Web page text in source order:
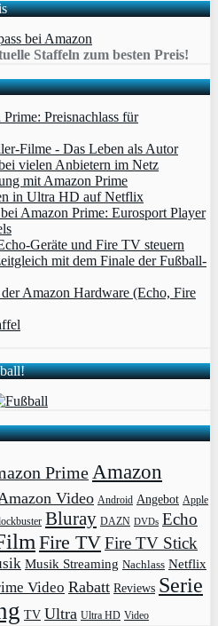
Staffeln zum besten Preis!
Preisnachlass für
Filme - Das Leben als Autor
vielen Anbietern im Netz
mit Amazon Prime
in Ultra HD auf Netflix
Amazon Prime: Eurosport Player
Geräte und Fire TV steuern
mit dem Finale der Fußball-
Amazon Hardware (Echo, Fire
PrimeAmazon
Video Android Angebot Apple
Bluray DAZN DVDs Echo
Fire TVFire TV Stick
Musik Streaming Nachlass Netflix
Video Rabatt Reviews Serie
TV Ultra Ultra HD Video